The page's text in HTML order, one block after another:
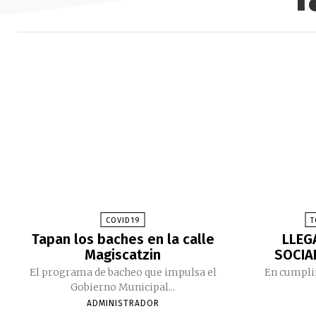
COVID19
Tapan los baches en la calle
Magiscatzin
El programa de bacheo que impulsa el
Gobierno Municipal...
ADMINISTRADOR
En